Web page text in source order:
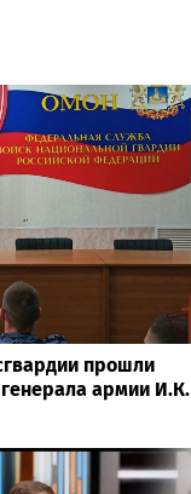
прошли
армии И.К.